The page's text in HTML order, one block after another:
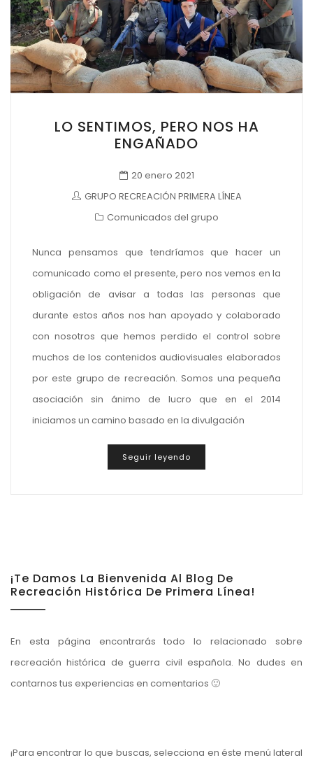
LO SENTIMOS, PERO NOS HA
ENGAÑADO
20 enero 2021
GRUPO RECREACIÓN PRIMERA LÍNEA
Comunicados del grupo
Nunca pensamos que tendríamos que hacer un
comunicado como el presente, pero nos vemos en la
obligación de avisar a todas las personas que
durante estos años nos han apoyado y colaborado
con nosotros que hemos perdido el control sobre
muchos de los contenidos audiovisuales elaborados
por este grupo de recreación. Somos una pequeña
asociación sin ánimo de lucro que en el 2014
iniciamos un camino basado en la divulgación
Seguir leyendo
¡Te Damos La Bienvenida Al Blog De
Recreación Histórica De Primera Línea!
En esta página encontrarás todo lo relacionado sobre
recreación histórica de guerra civil española. No dudes en
contarnos tus experiencias en comentarios 🙂
¡Para encontrar lo que buscas, selecciona en éste menú lateral